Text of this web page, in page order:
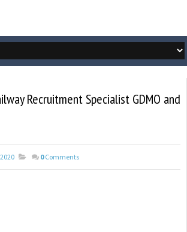
Recruitment Specialist GDMO and
0 Comments